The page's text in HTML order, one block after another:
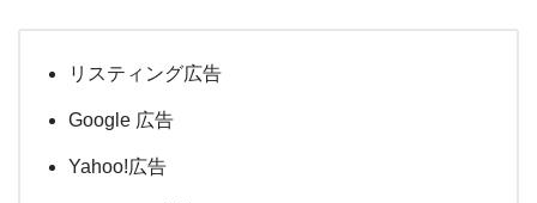
リスティング広告
Google 広告
Yahoo!広告